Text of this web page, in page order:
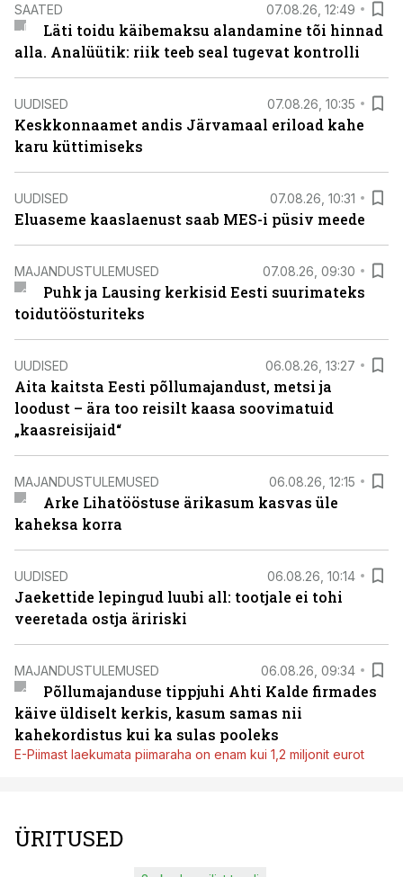
SAATED 07.08.26, 12:49
Läti toidu käibemaksu alandamine tõi hinnad
alla. Analüütik: riik teeb seal tugevat kontrolli
UUDISED 07.08.26, 10:35
Keskkonnaamet andis Järvamaal eriload kahe
karu küttimiseks
UUDISED 07.08.26, 10:31
Eluaseme kaaslaenust saab MES-i püsiv meede
MAJANDUSTULEMUSED 07.08.26, 09:30
Puhk ja Lausing kerkisid Eesti suurimateks
toidutöösturiteks
UUDISED 06.08.26, 13:27
Aita kaitsta Eesti põllumajandust, metsi ja
loodust – ära too reisilt kaasa soovimatuid
„kaasreisijaid“
MAJANDUSTULEMUSED 06.08.26, 12:15
Arke Lihatööstuse ärikasum kasvas üle
kaheksa korra
UUDISED 06.08.26, 10:14
Jaekettide lepingud luubi all: tootjale ei tohi
veeretada ostja äririski
MAJANDUSTULEMUSED 06.08.26, 09:34
Põllumajanduse tippjuhi Ahti Kalde firmades
käive üldiselt kerkis, kasum samas nii
kahekordistus kui ka sulas pooleks
E-Piimast laekumata piimaraha on enam kui 1,2 miljonit eurot
ÜRITUSED